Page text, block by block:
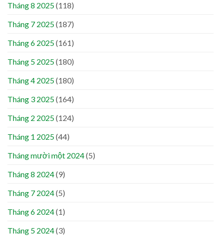
Tháng 8 2025(118)
Tháng 7 2025(187)
Tháng 6 2025(161)
Tháng 5 2025(180)
Tháng 4 2025(180)
Tháng 3 2025(164)
Tháng 2 2025(124)
Tháng 1 2025(44)
Tháng mười một 2024(5)
Tháng 8 2024(9)
Tháng 7 2024(5)
Tháng 6 2024(1)
Tháng 5 2024(3)